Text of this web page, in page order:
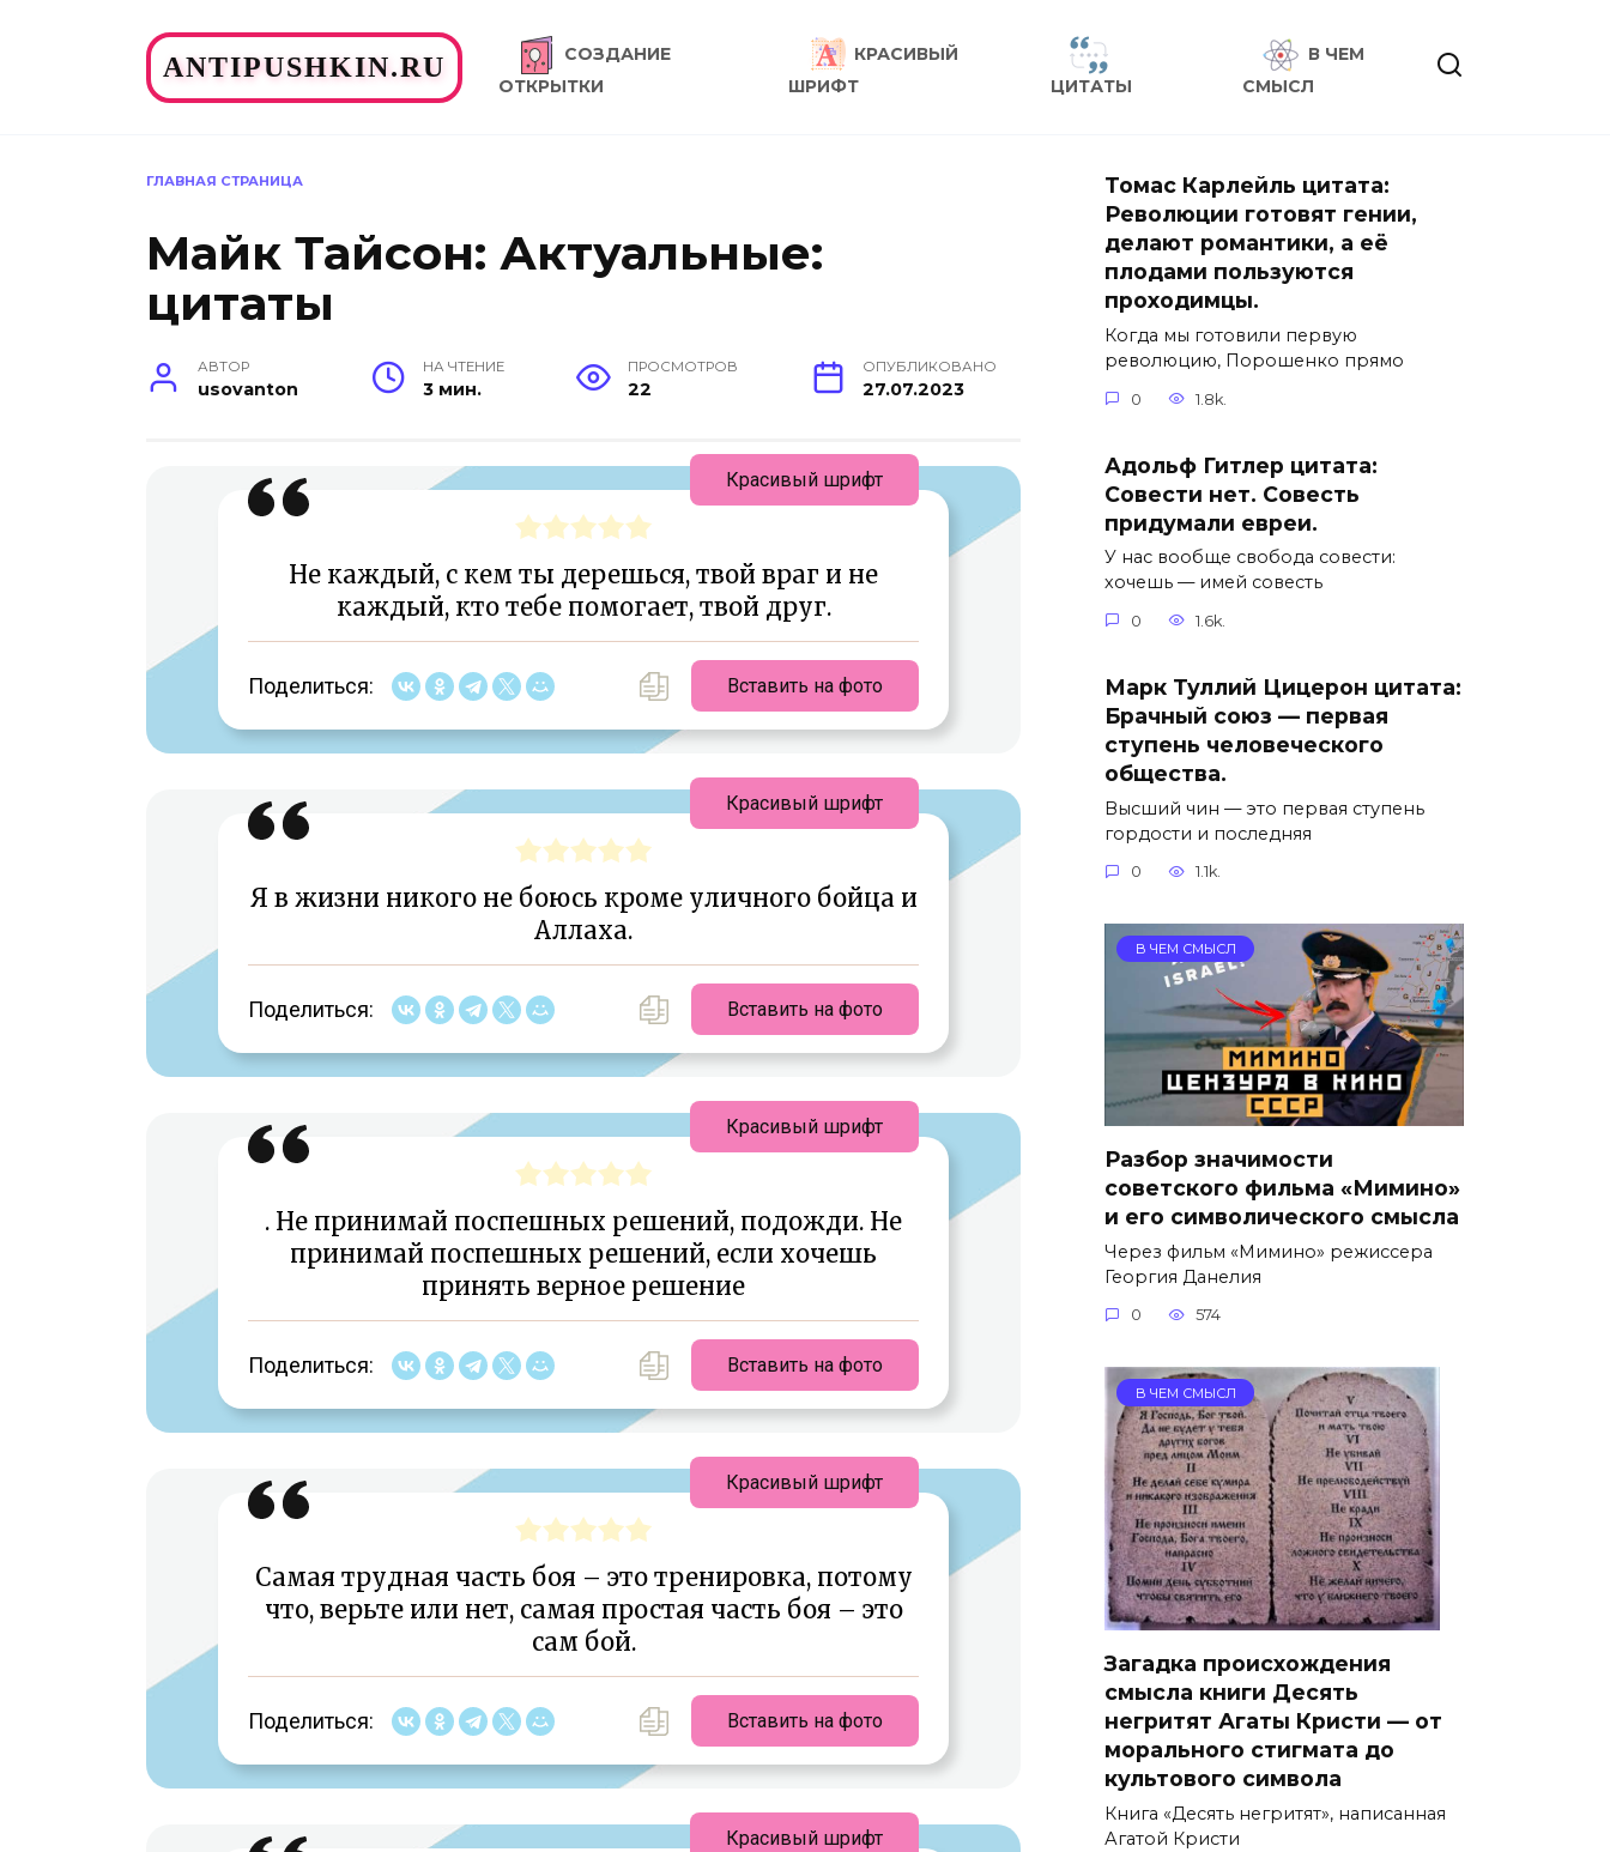
ANTIPUSHKIN.RU
СОЗДАНИЕ
ОТКРЫТКИ
КРАСИВЫЙ
ШРИФТ
ЦИТАТЫ
В ЧЕМ
СМЫСЛ
ГЛАВНАЯ СТРАНИЦА
Майк Тайсон: Актуальные:
цитаты
АВТОР
usovanton
НА ЧТЕНИЕ
3 мин.
ПРОСМОТРОВ
22
ОПУБЛИКОВАНО
27.07.2023
Не каждый, с кем ты дерешься, твой враг и не
каждый, кто тебе помогает, твой друг.
Поделиться: Вставить на фото
Красивый шрифт
Я в жизни никого не боюсь кроме уличного бойца и
Аллаха.
Поделиться: Вставить на фото
Красивый шрифт
. Не принимай поспешных решений, подожди. Не
принимай поспешных решений, если хочешь
принять верное решение
Поделиться: Вставить на фото
Красивый шрифт
Самая трудная часть боя – это тренировка, потому
что, верьте или нет, самая простая часть боя – это
сам бой.
Поделиться: Вставить на фото
Красивый шрифт
Красивый шрифт
Томас Карлейль цитата:
Революции готовят гении,
делают романтики, а её
плодами пользуются
проходимцы.
Когда мы готовили первую
революцию, Порошенко прямо
0 1.8k.
Адольф Гитлер цитата:
Совести нет. Совесть
придумали евреи.
У нас вообще свобода совести:
хочешь — имей совесть
0 1.6k.
Марк Туллий Цицерон цитата:
Брачный союз — первая
ступень человеческого
общества.
Высший чин — это первая ступень
гордости и последняя
0 1.1k.
В ЧЕМ СМЫСЛ
Разбор значимости
советского фильма «Мимино»
и его символического смысла
Через фильм «Мимино» режиссера
Георгия Данелия
0 574
В ЧЕМ СМЫСЛ
Загадка происхождения
смысла книги Десять
негритят Агаты Кристи — от
морального стигмата до
культового символа
Книга «Десять негритят», написанная
Агатой Кристи